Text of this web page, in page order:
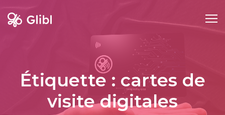
Skip
Étiquette : cartes de
visite digitales